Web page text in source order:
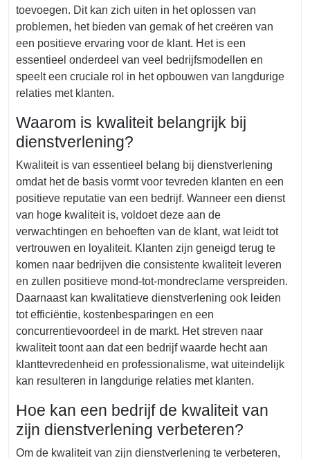
toevoegen. Dit kan zich uiten in het oplossen van
problemen, het bieden van gemak of het creëren van
een positieve ervaring voor de klant. Het is een
essentieel onderdeel van veel bedrijfsmodellen en
speelt een cruciale rol in het opbouwen van langdurige
relaties met klanten.
Waarom is kwaliteit belangrijk bij
dienstverlening?
Kwaliteit is van essentieel belang bij dienstverlening
omdat het de basis vormt voor tevreden klanten en een
positieve reputatie van een bedrijf. Wanneer een dienst
van hoge kwaliteit is, voldoet deze aan de
verwachtingen en behoeften van de klant, wat leidt tot
vertrouwen en loyaliteit. Klanten zijn geneigd terug te
komen naar bedrijven die consistente kwaliteit leveren
en zullen positieve mond-tot-mondreclame verspreiden.
Daarnaast kan kwalitatieve dienstverlening ook leiden
tot efficiëntie, kostenbesparingen en een
concurrentievoordeel in de markt. Het streven naar
kwaliteit toont aan dat een bedrijf waarde hecht aan
klanttevredenheid en professionalisme, wat uiteindelijk
kan resulteren in langdurige relaties met klanten.
Hoe kan een bedrijf de kwaliteit van
zijn dienstverlening verbeteren?
Om de kwaliteit van zijn dienstverlening te verbeteren,